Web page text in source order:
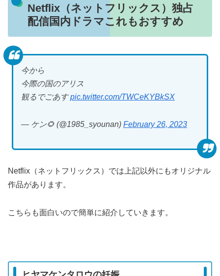
Netflix（ネットフリックス）独占
配信国内ドラマこれもおすすめ
今から
今際の国のアリス
観るでごあすpic.twitter.com/TWCeKYBkSX
— ケン🌻 (@1985_syounan) February 26, 2023
Netflix（ネットフリックス）では上記以外にもオリジナル
作品があります。
こちらも面白いので簡単に紹介していきます。